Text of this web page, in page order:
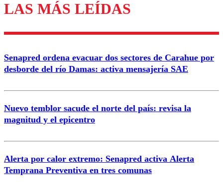
Los comentarios son moderados para garantizar un
diálogo respetuoso.
Nombre
Correo
LAS MÁS LEÍDAS
Senapred ordena evacuar dos sectores de Carahue por
desborde del río Damas: activa mensajería SAE
Nuevo temblor sacude el norte del país: revisa la
magnitud y el epicentro
Alerta por calor extremo: Senapred activa Alerta
Temprana Preventiva en tres comunas